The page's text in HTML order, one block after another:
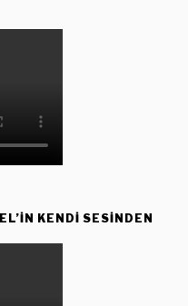
KENDI SESINDEN